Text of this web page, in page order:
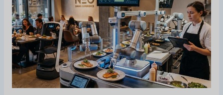
Automasi
AI
Restaurant:
Panduan
Lengkap
untuk
Memilih
Penyedia